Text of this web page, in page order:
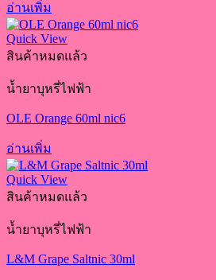
อ่านเพิ่ม
Quick View
สินค้าหมดแล้ว
น้ำยาบุหรี่ไฟฟ้า
OLE Orange 60ml nic6
อ่านเพิ่ม
Quick View
สินค้าหมดแล้ว
น้ำยาบุหรี่ไฟฟ้า
L&M Grape Saltnic 30ml